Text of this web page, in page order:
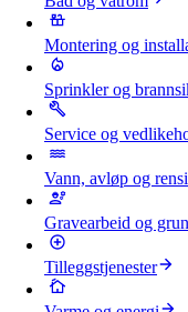
Montering og
Sprinkler og
Service og
Vann, avløp og
Gravearbeid og
Tilleggstjenester